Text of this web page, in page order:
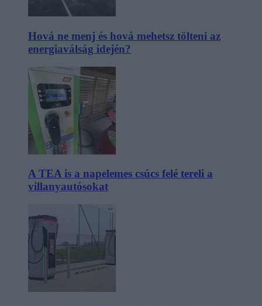
Hová ne menj és hová mehetsz tölteni az
energiaválság idején?
A TEA is a napelemes csúcs felé tereli a
villanyautósokat